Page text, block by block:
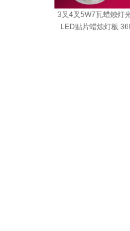
3叉4叉5W7瓦蜡烛灯
LED贴片蜡烛灯板